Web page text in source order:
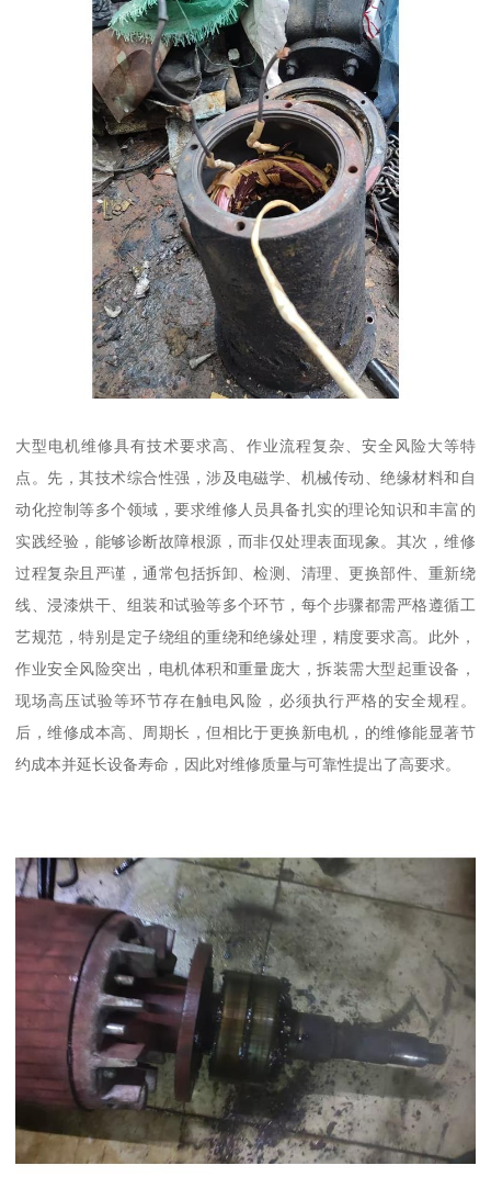
大型电机维修具有技术要求高、作业流程复杂、安全风险大等特
点。先，其技术综合性强，涉及电磁学、机械传动、绝缘材料和自
动化控制等多个领域，要求维修人员具备扎实的理论知识和丰富的
实践经验，能够诊断故障根源，而非仅处理表面现象。其次，维修
过程复杂且严谨，通常包括拆卸、检测、清理、更换部件、重新绕
线、浸漆烘干、组装和试验等多个环节，每个步骤都需严格遵循工
艺规范，特别是定子绕组的重绕和绝缘处理，精度要求高。此外，
作业安全风险突出，电机体积和重量庞大，拆装需大型起重设备，
现场高压试验等环节存在触电风险，必须执行严格的安全规程。
后，维修成本高、周期长，但相比于更换新电机，的维修能显著节
约成本并延长设备寿命，因此对维修质量与可靠性提出了高要求。